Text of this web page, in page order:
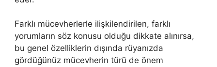
Farklı mücevher­lerle ilişkilendirilen, farklı
yorumların söz konusu olduğu dikka­te alınırsa,
bu genel özelliklerin dışında rüyanızda
gördüğünüz mücevherin türü de önem